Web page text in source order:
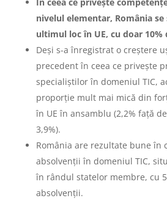
nivelul elementar, România se
ultimul loc în UE, cu doar 10%
Deși s-a înregistrat o creștere
precedent în ceea ce privește
specialiștilor în domeniul TIC,
proporție mult mai mică din
în UE în ansamblu (2,2% față
3,9%).
România are rezultate bune în
absolvenții în domeniul TIC,
în rândul statelor membre, cu
absolvenții.